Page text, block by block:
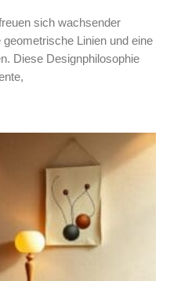
sich wachsender
Linien und eine
Diese Designphilosophie